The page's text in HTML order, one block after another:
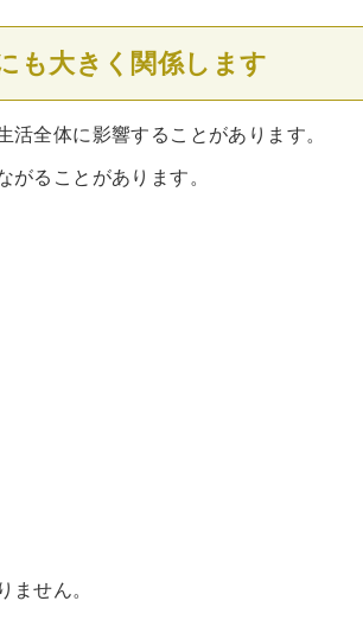
も大きく関係します
全体に影響することがあります。
ることがあります。
ません。